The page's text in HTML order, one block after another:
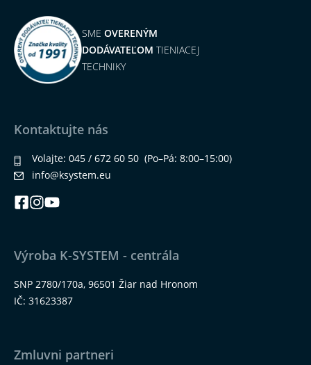
SME OVERENÝM
DODÁVATEĽOM TIENIACEJ
TECHNIKY
Kontaktujte nás
Volajte: 045 / 672 60 50 (Po–Pá: 8:00–15:00)
info@ksystem.eu
Výroba K-SYSTEM - centrála
SNP 2780/170a, 96501 Žiar nad Hronom
IČ: 31623387
Zmluvni partneri